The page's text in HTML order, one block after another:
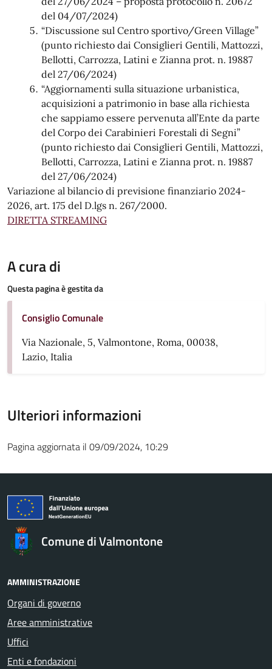
del 04/07/2024)
“Discussione sul Centro sportivo/Green Village”
(punto richiesto dai Consiglieri Gentili, Mattozzi,
Bellotti, Carrozza, Latini e Zianna prot. n. 19887
del 27/06/2024)
“Aggiornamenti sulla situazione urbanistica,
acquisizioni a patrimonio in base alla richiesta
che sappiamo essere pervenuta all’Ente da parte
del Corpo dei Carabinieri Forestali di Segni”
(punto richiesto dai Consiglieri Gentili, Mattozzi,
Bellotti, Carrozza, Latini e Zianna prot. n. 19887
del 27/06/2024)
Variazione al bilancio di previsione finanziario 2024-
2026, art. 175 del D.lgs n. 267/2000.
DIRETTA STREAMING
A cura di
Questa pagina è gestita da
Consiglio Comunale
Via Nazionale, 5, Valmontone, Roma, 00038,
Lazio, Italia
Ulteriori informazioni
Pagina aggiornata il 09/09/2024, 10:29
Comune di Valmontone
AMMINISTRAZIONE
Organi di governo
Aree amministrative
Uffici
Enti e fondazioni